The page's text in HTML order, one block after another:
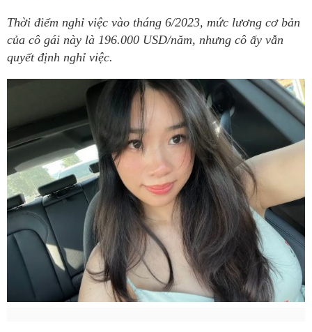
Thời điểm nghỉ việc vào tháng 6/2023, mức lương cơ bản
của cô gái này là 196.000 USD/năm, nhưng cô ấy vẫn
quyết định nghỉ việc.